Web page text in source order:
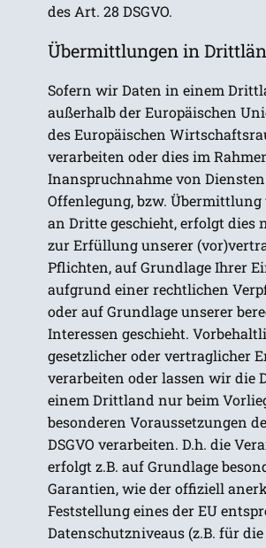
des Art. 28 DSGVO.
Übermittlungen in
Sofern wir Daten in einem
außerhalb der Europäischen
des Europäischen
verarbeiten oder dies im
Inanspruchnahme von
Offenlegung, bzw. Übermittlung
an Dritte geschieht, erfolgt dies
zur Erfüllung unserer
Pflichten, auf Grundlage Ihrer
aufgrund einer rechtlichen
oder auf Grundlage unserer
Interessen geschieht.
gesetzlicher oder vertraglicher
verarbeiten oder lassen wir die
einem Drittland nur beim
besonderen Voraussetzungen
DSGVO verarbeiten. D.h. die
erfolgt z.B. auf Grundlage
Garantien, wie der offiziell
Feststellung eines der EU
Datenschutzniveaus (z.B. für